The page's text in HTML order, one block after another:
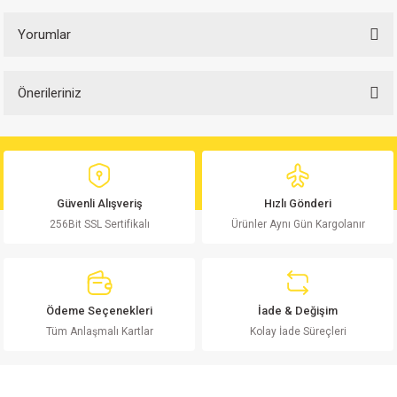
Yorumlar
Yorum Yaz
Önerileriniz
yetersiz gördüğünüz noktaları öneri formunu kullanarak tarafımıza
Görüş ve önerileriniz için teşekkür ederiz.
Ürün resmi kalitesiz, bozuk veya görüntülenemiyor.
Ürün bilgilerinde hatalar bulunuyor.
Bu ürüne benzer farklı alternatifler olmalı.
Güvenli Alışveriş
256Bit SSL Sertifikalı
Hızlı Gönderi
Ürünler Aynı Gün Kargolanır
Ödeme Seçenekleri
Tüm Anlaşmalı Kartlar
İade & Değişim
Kolay İade Süreçleri